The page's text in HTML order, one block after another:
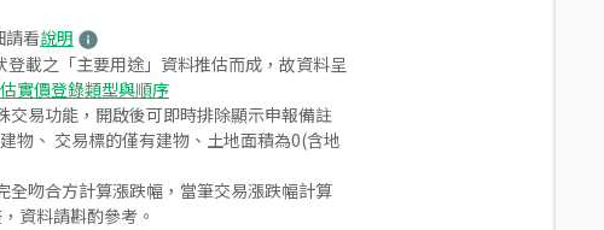
請看說明
載之「主要用途」資料推估而成，故資料呈
實價登錄類型與順序
易功能，開啟後可即時排除顯示申報備註
物、 交易標的僅有建物、土地面積為0(含地
吻合方計算漲跌幅，當筆交易漲跌幅計算
資料請斟酌參考。